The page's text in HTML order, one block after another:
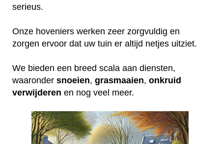
serieus.
Onze hoveniers werken zeer zorgvuldig en
zorgen ervoor dat uw tuin er altijd netjes uitziet.
We bieden een breed scala aan diensten,
waaronder snoeien, grasmaaien, onkruid
verwijderen en nog veel meer.